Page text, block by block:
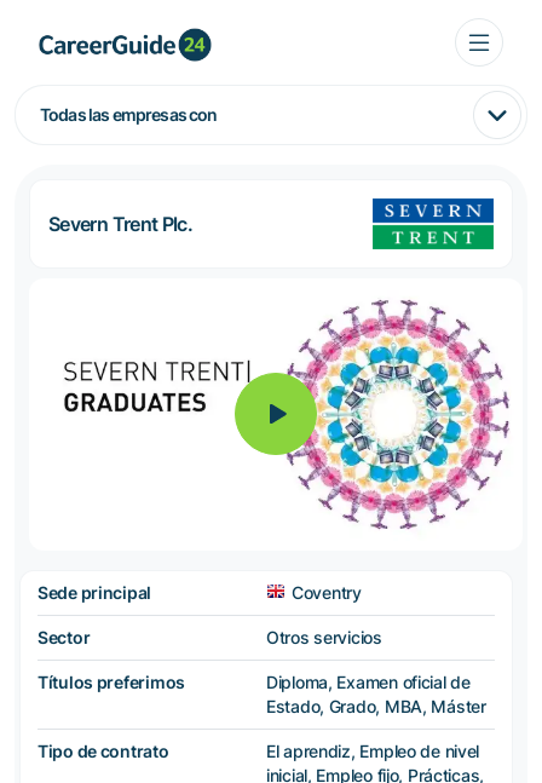
Todas las empresas con
Severn Trent Plc.
Sede principal Coventry
Sector Otros servicios
Títulos preferimos
Diploma, Examen oficial de
Estado, Grado, MBA, Máster
Tipo de contrato
El aprendiz, Empleo de nivel
inicial, Empleo fijo, Prácticas,